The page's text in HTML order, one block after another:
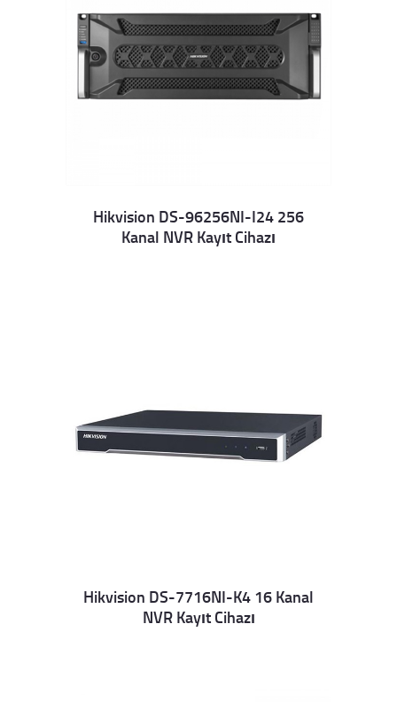
Details
Hikvision DS-96256NI-I24 256
Kanal NVR Kayıt Cihazı
Details
Hikvision DS-7716NI-K4 16 Kanal
NVR Kayıt Cihazı